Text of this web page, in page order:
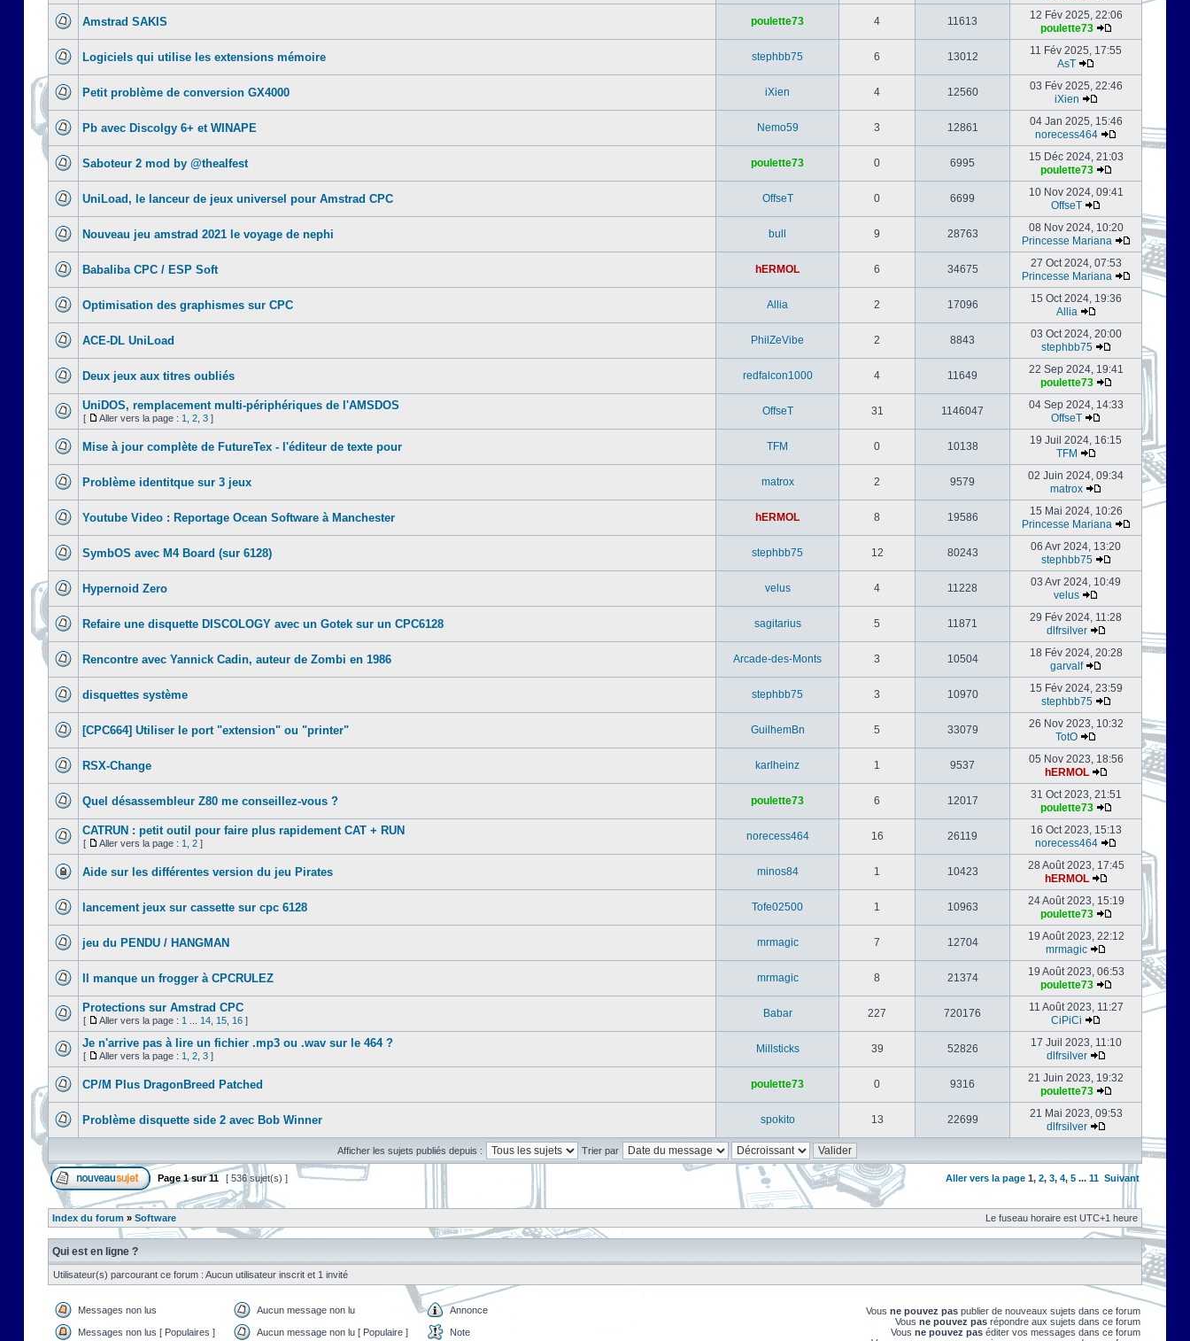
Amstrad SAKIS poulette73 4 11613
12 Fév 2025, 22:06
poulette73
Logiciels qui utilise les extensions mémoire stephbb75 6 13012
11 Fév 2025, 17:55
AsT
Petit problème de conversion GX4000 iXien 4 12560
03 Fév 2025, 22:46
iXien
Pb avec Discolgy 6+ et WINAPE Nemo59 3 12861
04 Jan 2025, 15:46
norecess464
Saboteur 2 mod by @thealfest poulette73 0 6995
15 Déc 2024, 21:03
poulette73
UniLoad, le lanceur de jeux universel pour Amstrad CPC OffseT 0 6699
10 Nov 2024, 09:41
OffseT
Nouveau jeu amstrad 2021 le voyage de nephi bull 9 28763
08 Nov 2024, 10:20
Princesse Mariana
Babaliba CPC / ESP Soft hERMOL 6 34675
27 Oct 2024, 07:53
Princesse Mariana
Optimisation des graphismes sur CPC Allia 2 17096
15 Oct 2024, 19:36
Allia
ACE-DL UniLoad PhilZeVibe 2 8843
03 Oct 2024, 20:00
stephbb75
Deux jeux aux titres oubliés redfalcon1000 4 11649
22 Sep 2024, 19:41
poulette73
UniDOS, remplacement multi-périphériques de l'AMSDOS
[ Aller vers la page : 1 2 3 ]
OffseT 31 1146047
04 Sep 2024, 14:33
OffseT
Mise à jour complète de FutureTex - l'éditeur de texte pour TFM 0 10138
19 Juil 2024, 16:15
TFM
Problème identitque sur 3 jeux matrox 2 9579
02 Juin 2024, 09:34
matrox
Youtube Video : Reportage Ocean Software à Manchester hERMOL 8 19586
15 Mai 2024, 10:26
Princesse Mariana
SymbOS avec M4 Board (sur 6128) stephbb75 12 80243
06 Avr 2024, 13:20
stephbb75
Hypernoid Zero velus 4 11228
03 Avr 2024, 10:49
velus
Refaire une disquette DISCOLOGY avec un Gotek sur un CPC6128 sagitarius 5 11871
29 Fév 2024, 11:28
dlfrsilver
Rencontre avec Yannick Cadin, auteur de Zombi en 1986 Arcade-des-Monts 3 10504
18 Fév 2024, 20:28
garvalf
disquettes système stephbb75 3 10970
15 Fév 2024, 23:59
stephbb75
[CPC664] Utiliser le port "extension" ou "printer" GuilhemBn 5 33079
26 Nov 2023, 10:32
TotO
RSX-Change karlheinz 1 9537
05 Nov 2023, 18:56
hERMOL
Quel désassembleur Z80 me conseillez-vous ? poulette73 6 12017
31 Oct 2023, 21:51
poulette73
CATRUN : petit outil pour faire plus rapidement CAT + RUN
[ Aller vers la page : 1 2 ]
norecess464 16 26119
16 Oct 2023, 15:13
norecess464
Aide sur les différentes version du jeu Pirates minos84 1 10423
28 Août 2023, 17:45
hERMOL
lancement jeux sur cassette sur cpc 6128 Tofe02500 1 10963
24 Août 2023, 15:19
poulette73
jeu du PENDU / HANGMAN mrmagic 7 12704
19 Août 2023, 22:12
mrmagic
Il manque un frogger à CPCRULEZ mrmagic 8 21374
19 Août 2023, 06:53
poulette73
Protections sur Amstrad CPC
[ Aller vers la page : 1 14 15 16 ]
Babar 227 720176
11 Août 2023, 11:27
CiPiCi
Je n'arrive pas à lire un fichier .mp3 ou .wav sur le 464 ?
[ Aller vers la page : 1 2 3 ]
Millsticks 39 52826
17 Juil 2023, 11:10
dlfrsilver
CP/M Plus DragonBreed Patched poulette73 0 9316
21 Juin 2023, 19:32
poulette73
Problème disquette side 2 avec Bob Winner spokito 13 22699
21 Mai 2023, 09:53
dlfrsilver
Afficher les sujets publiés depuis : Trier par
Page1sur11 [ 536 sujet(s) ] Aller vers la page 1, 2, 3, 4, 5 ... 11 Suivant
Index du forum » Software Le fuseau horaire est UTC+1 heure
Qui est en ligne ?
Utilisateur(s) parcourant ce forum : Aucun utilisateur inscrit et 1 invité
Messages non lus Aucun message non lu Annonce
Messages non lus [ Populaires ] Aucun message non lu [ Populaire ] Note
Vous ne pouvez pas publier de nouveaux sujets dans ce forum
Vous ne pouvez pas répondre aux sujets dans ce forum
Vous ne pouvez pas éditer vos messages dans ce forum